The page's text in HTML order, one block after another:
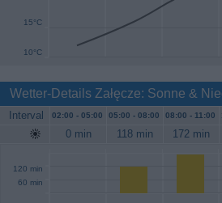
10°C
15°C
Wetter-Details Załęcze: Sonne &
Interval 02:00 - 05:00 05:00 - 08:00 08:00 - 11:00
0 min 118 min 172 min
60 min
120 min